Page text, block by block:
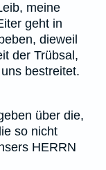
meine
geht in
dieweil
der Trübsal,
bestreitet.
über die,
so nicht
HERRN